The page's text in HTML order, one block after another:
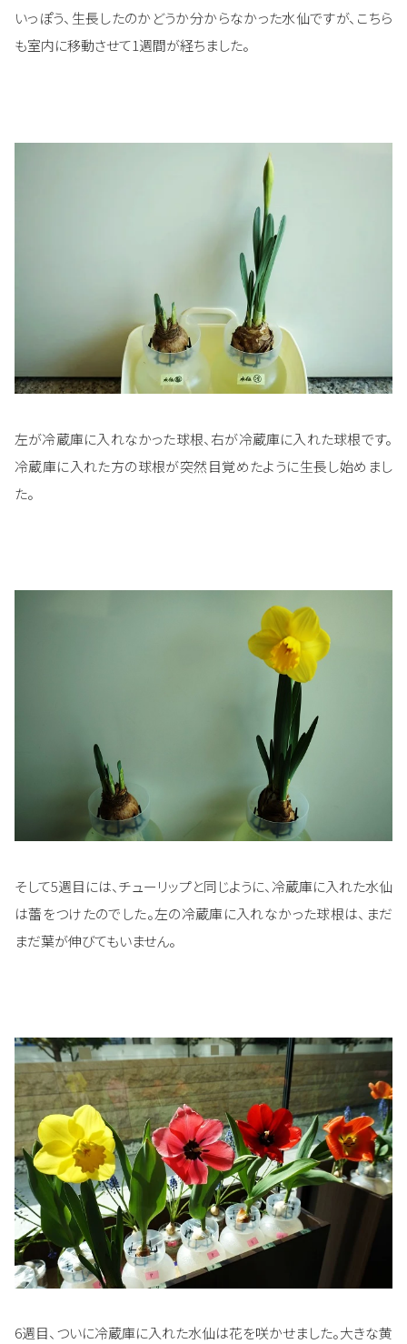
いっぽう、生長したのかどうか分からなかった水仙ですが、こちら
も室内に移動させて1週間が経ちました。
左が冷蔵庫に入れなかった球根、右が冷蔵庫に入れた球根です。
冷蔵庫に入れた方の球根が突然目覚めたように生長し始めまし
た。
そして5週目には、チューリップと同じように、冷蔵庫に入れた水仙
は蕾をつけたのでした。左の冷蔵庫に入れなかった球根は、まだ
まだ葉が伸びてもいません。
6週目、ついに冷蔵庫に入れた水仙は花を咲かせました。大きな黄